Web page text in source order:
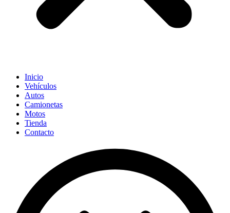
Inicio
Vehículos
Autos
Camionetas
Motos
Tienda
Contacto